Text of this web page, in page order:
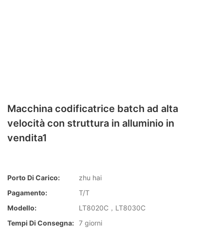
Macchina codificatrice batch ad alta
velocità con struttura in alluminio in
vendita1
Porto Di Carico:
zhu hai
Pagamento:
T/T
Modello:
LT8020C，LT8030C
Tempi Di Consegna: 7 giorni